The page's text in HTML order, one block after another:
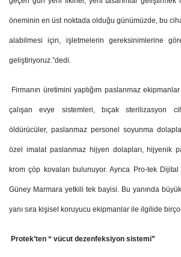
öneminin en üst noktada olduğu günümüzde, bu
alabilmesi için, işletmelerin gereksinimlerine
geliştiriyoruz.”dedi.
Firmanın üretimini yaptığım paslanmaz
çalışan evye sistemleri, bıçak sterilizasyon
öldürücüler, paslanmaz personel soyunma
özel imalat paslanmaz hijyen dolapları, hijyenik
krom çöp kovaları bulunuyor. Ayrıca Pro-tek
Güney Marmara yetkili tek bayisi. Bu yanında
yanı sıra kişisel koruyucu ekipmanlar ile ilgilide
Protek’ten “ vücut dezenfeksiyon sistemi”